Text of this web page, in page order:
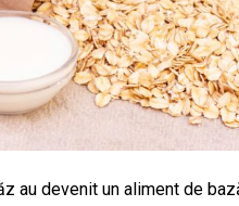
au devenit un aliment de